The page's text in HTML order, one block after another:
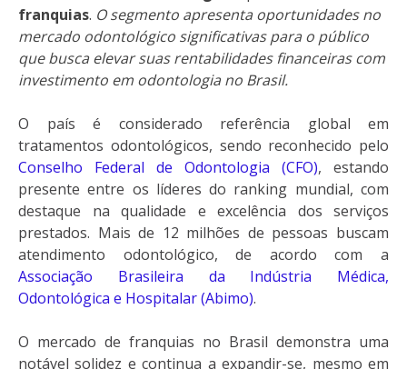
franquias. O segmento apresenta oportunidades no
mercado odontológico significativas para o público
que busca elevar suas rentabilidades financeiras com
investimento em odontologia no Brasil.
O país é considerado referência global em
tratamentos odontológicos, sendo reconhecido pelo
Conselho Federal de Odontologia (CFO), estando
presente entre os líderes do ranking mundial, com
destaque na qualidade e excelência dos serviços
prestados. Mais de 12 milhões de pessoas buscam
atendimento odontológico, de acordo com a
Associação Brasileira da Indústria Médica,
Odontológica e Hospitalar (Abimo).
O mercado de franquias no Brasil demonstra uma
notável solidez e continua a expandir-se, mesmo em